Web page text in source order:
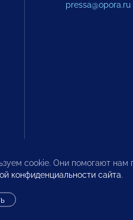
pressa@opora.ru
cookie. Они помогают нам
конфиденциальности сайта.